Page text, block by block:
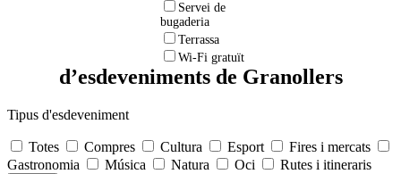
Servei de
bugaderia
Terrassa
Wi-Fi gratuït
d’esdeveniments de Granollers
Tipus d'esdeveniment
Totes Compres Cultura Esport
Fires i mercats
Gastronomia
Música Natura Oci Rutes i itineraris